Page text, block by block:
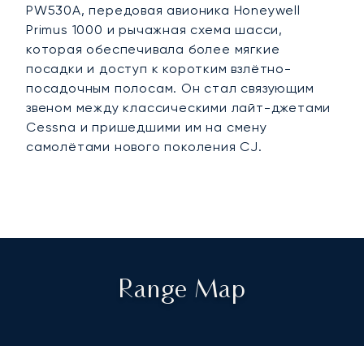
PW530A, передовая авионика Honeywell
Primus 1000 и рычажная схема шасси,
которая обеспечивала более мягкие
посадки и доступ к коротким взлётно-
посадочным полосам. Он стал связующим
звеном между классическими лайт-джетами
Cessna и пришедшими им на смену
самолётами нового поколения CJ.
Range Map